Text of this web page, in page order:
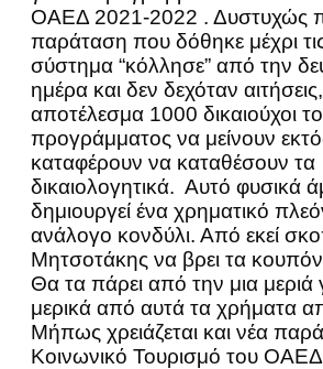
ΟΑΕΔ 2021-2022 . Δυστυχώς
παράταση που δόθηκε μέχρι
σύστημα “κόλλησε” από την
ημέρα και δεν δεχόταν
αποτέλεσμα 1000 δικαιούχοι
προγράμματος να μείνουν
καταφέρουν να καταθέσουν τα
δικαιολογητικά. Αυτό φυσικά
δημιουργεί ένα χρηματικό
ανάλογο κονδύλι. Από εκεί
Μητσοτάκης να βρει τα
Θα τα πάρει από την μια μεριά
μερικά από αυτά τα χρήματα
Μήπως χρειάζεται και νέα
Κοινωνικό Τουρισμό του